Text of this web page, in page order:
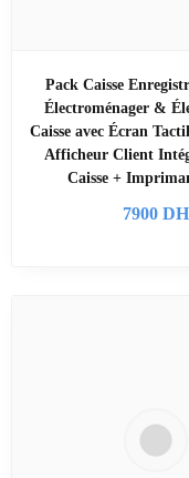
Pack Caisse
Électroménager &
Caisse avec Écran
Afficheur Client
Caisse +
7900 DH